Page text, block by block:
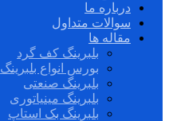
درباره ما
سوالات متداول
مقاله ها
بلبرینگ کف گرد
بورس انواع بلبرینگ
بلبرینگ صنعتی
بلبرینگ مینیاتوری
بلبرینگ بک استاپ